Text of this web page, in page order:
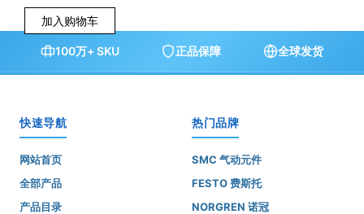
加入购物车
100万+ SKU 正品保障 全球发货
快速导航
网站首页
全部产品
产品目录
热门品牌
SMC 气动元件
FESTO 费斯托
NORGREN 诺冠